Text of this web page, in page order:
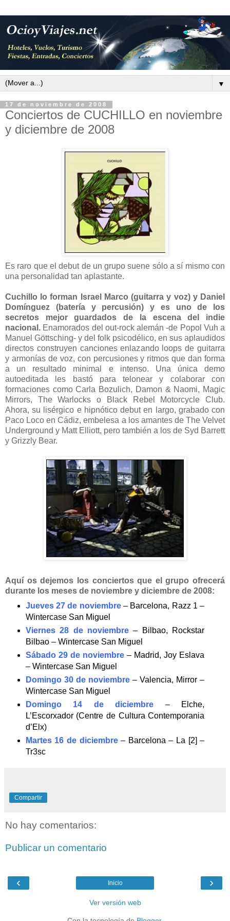
▼
17 de noviembre de 2008
Conciertos de CUCHILLO en noviembre
y diciembre de 2008
Es raro que el debut de un grupo suene sólo a sí mismo con
una personalidad tan aplastante.
Cuchillo lo forman Israel Marco (guitarra y voz) y Daniel
Domínguez (batería y percusión) y es uno de los
secretos mejor guardados de la escena del indie
nacional. Enamorados del out-rock alemán -de Popol Vuh a
Manuel Göttsching- y del folk psicodélico, en sus aplaudidos
directos construyen canciones enlazando loops de guitarra
y armonías de voz, con percusiones y ritmos que dan forma
a un resultado minimal e intenso. Una única demo
autoeditada les bastó para telonear y colaborar con
formaciones como Carla Bozulich, Damon & Naomi, Magic
Mirrors, The Warlocks o Black Rebel Motorcycle Club.
Ahora, su lisérgico e hipnótico debut en largo, grabado con
Paco Loco en Cádiz, embelesa a los amantes de The Velvet
Underground y Matt Elliott, pero también a los de Syd Barrett
y Grizzly Bear.
Aquí os dejemos los conciertos que el grupo ofrecerá
durante los meses de noviembre y diciembre de 2008:
Jueves 27 de noviembre– Barcelona, Razz 1 –
Wintercase San Miguel
Viernes 28 de noviembre – Bilbao, Rockstar
Bilbao – Wintercase San Miguel
Sábado 29 de noviembre– Madrid, Joy Eslava
– Wintercase San Miguel
Domingo 30 de noviembre – Valencia, Mirror –
Wintercase San Miguel
Domingo 14 de diciembre – Elche,
L’Escorxador (Centre de Cultura Contemporania
d’Elx)
Martes 16 de diciembre– Barcelona – La [2] –
Tr3sc
Compartir
No hay comentarios:
Publicar un comentario
‹ ›
Inicio
Ver versión web